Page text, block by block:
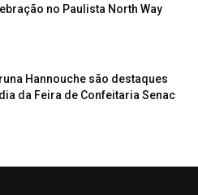
no Paulista North Way
Hannouche são destaques
da Feira de Confeitaria Senac